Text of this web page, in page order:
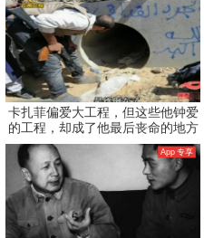
卡扎菲偏爱大工程，但这些他钟爱
的工程，却成了他最后丧命的地方
App 专享